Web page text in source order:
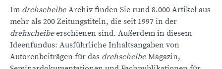
Im drehscheibe-Archiv finden Sie rund 8.000 Artikel aus
mehr als 200 Zeitungstiteln, die seit 1997 in der
drehscheibeerschienen sind. Außerdem in diesem
Ideenfundus: Ausführliche Inhaltsangaben von
Autorenbeiträgen für das drehscheibe-Magazin,